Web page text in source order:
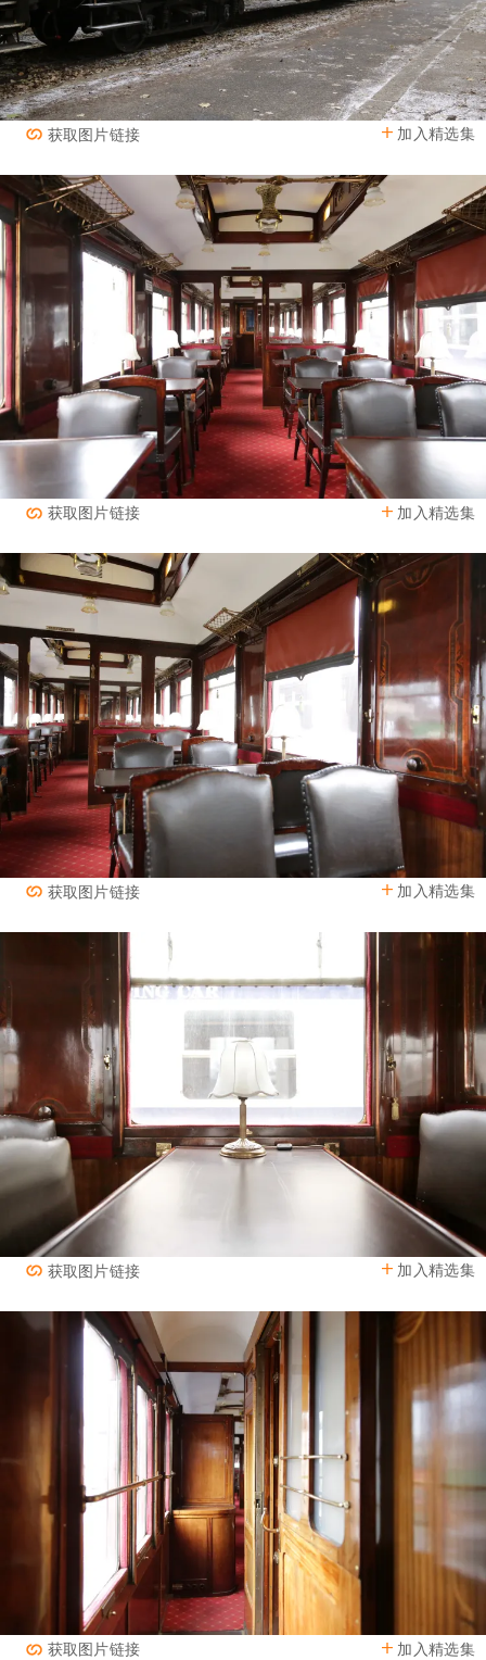
加入精选集
获取图片链接
加入精选集
获取图片链接
加入精选集
获取图片链接
加入精选集
获取图片链接
加入精选集
获取图片链接